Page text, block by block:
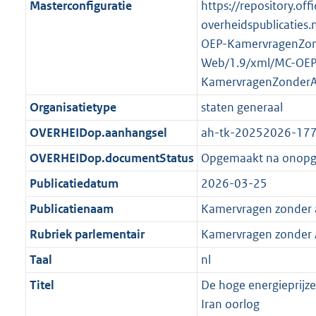
t
a
a
Masterconfiguratie
https://
OEP-
Web/1.9/xml/MC-
Organisatietype
staten generaal
OVERHEIDop.aanhangsel
ah-tk-20252026-
OVERHEIDop.documentStatus Opgemaakt na
Publicatiedatum
2026-03-25
Publicatienaam
Kamervragen
Rubriek parlementair
Kamervragen
Taal
nl
Titel
De hoge
Iran oorlog